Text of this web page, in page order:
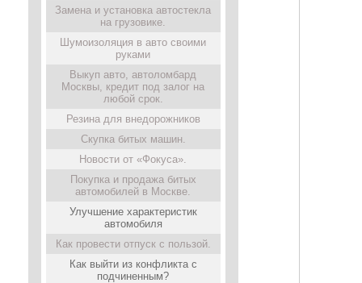
Замена и установка автостекла
на грузовике.
Шумоизоляция в авто своими
руками
Выкуп авто, автоломбард
Москвы, кредит под залог на
любой срок.
Резина для внедорожников
Скупка битых машин.
Новости от «Фокуса».
Покупка и продажа битых
автомобилей в Москве.
Улучшение характеристик
автомобиля
Как провести отпуск с пользой.
Как выйти из конфликта с
подчиненным?